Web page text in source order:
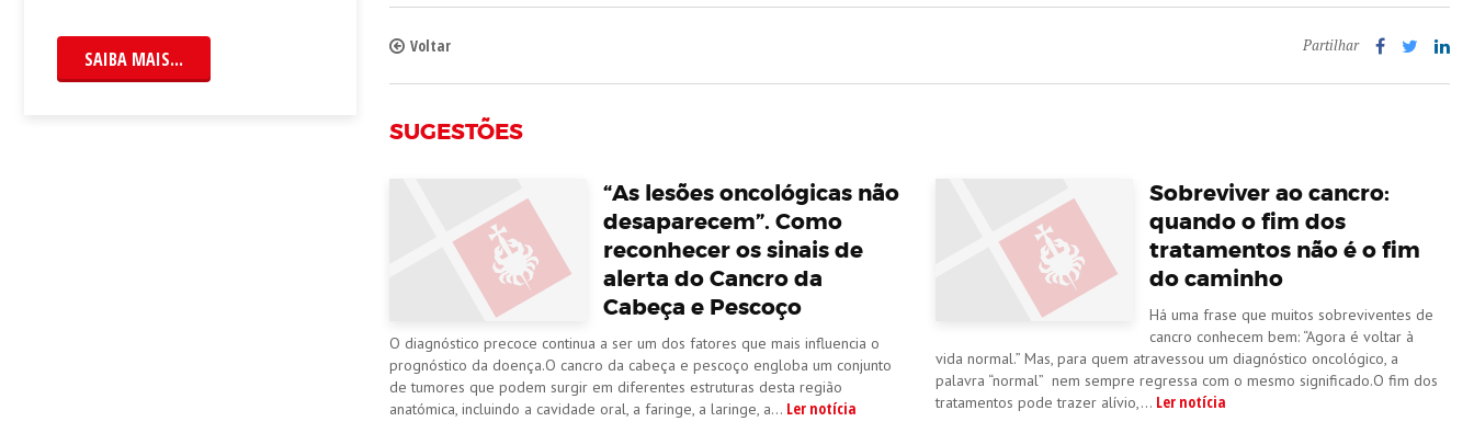
SAIBA MAIS...
Voltar Partilhar
SUGESTÕES
“As lesões oncológicas não
desaparecem”. Como
reconhecer os sinais de
alerta do Cancro da
Cabeça e Pescoço
O diagnóstico precoce continua a ser um dos fatores que mais influencia o
prognóstico da doença.O cancro da cabeça e pescoço engloba um conjunto
de tumores que podem surgir em diferentes estruturas desta região
anatómica, incluindo a cavidade oral, a faringe, a laringe, a... Ler notícia
Sobreviver ao cancro:
quando o fim dos
tratamentos não é o fim
do caminho
Há uma frase que muitos sobreviventes de
cancro conhecem bem: “Agora é voltar à
vida normal.” Mas, para quem atravessou um diagnóstico oncológico, a
palavra “normal” nem sempre regressa com o mesmo significado.O fim dos
tratamentos pode trazer alívio,... Ler notícia